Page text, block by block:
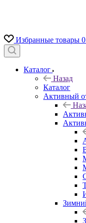
Избранные товары 0
Каталог
Назад
Каталог
Активный